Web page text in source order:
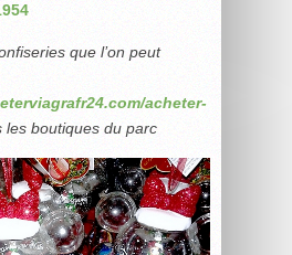
que l’on peut
acheter-
boutiques du parc